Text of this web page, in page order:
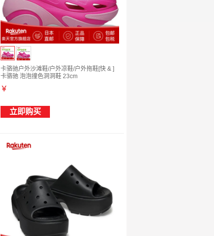
卡骆驰户外沙滩鞋/户外凉鞋/户外拖鞋[快 & ]
卡骆驰 泡泡撞色洞洞鞋 23cm
￥
立即购买